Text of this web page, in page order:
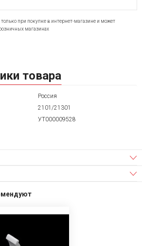
только при покупке в интернет-магазине и может
магазинах
товара
Россия
2101/21301
УТ000009528